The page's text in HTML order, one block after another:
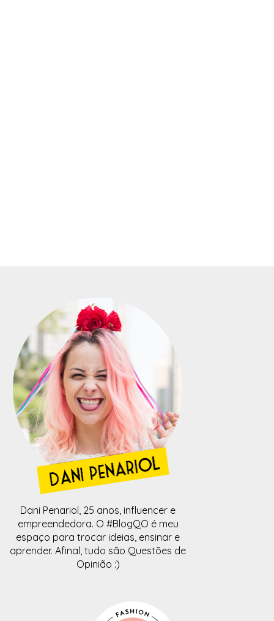
Dani Penariol, 25 anos, influencer e
empreendedora. O #BlogQO é meu
espaço para trocar ideias, ensinar e
aprender. Afinal, tudo são Questões de
Opinião :)